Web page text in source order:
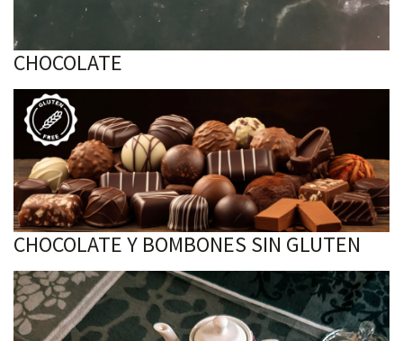
CHOCOLATE
CHOCOLATE Y BOMBONES SIN GLUTEN